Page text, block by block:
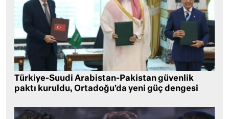
Türkiye-Suudi Arabistan-Pakistan güvenlik
paktı kuruldu, Ortadoğu’da yeni güç dengesi